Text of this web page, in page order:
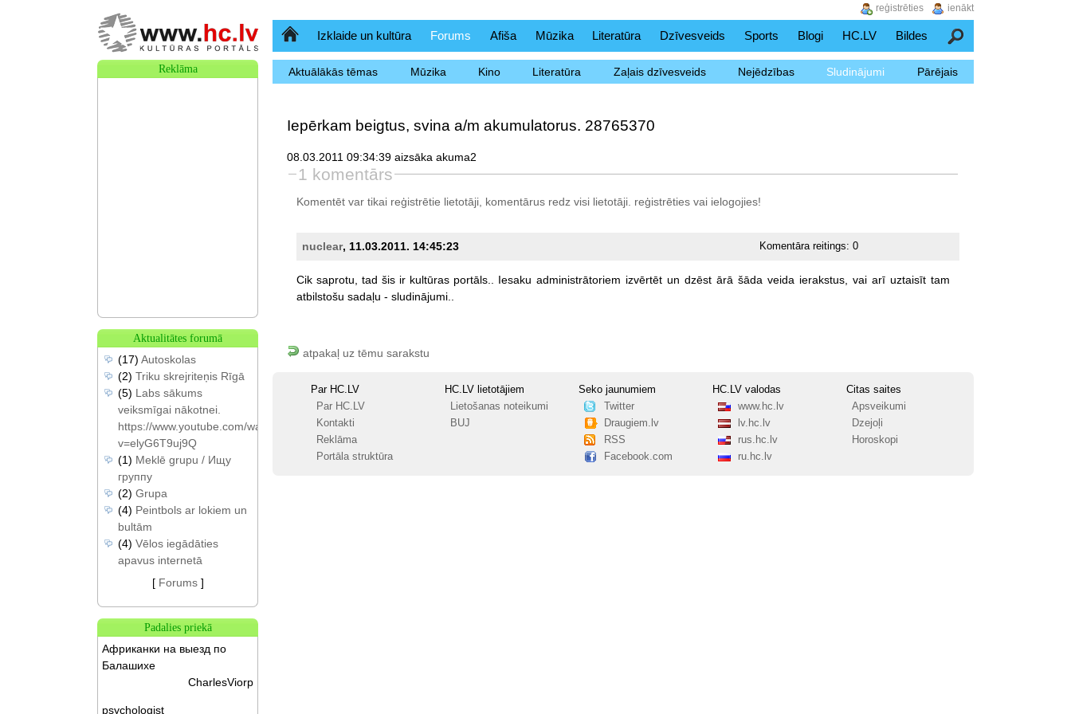
SākumlapaIzklaide un kultūra Forums Afiša Mūzika Literatūra Dzīvesveids Sports Blogi HC.LV Bildes Meklēšana
Aktuālākās tēmas Mūzika Kino Literatūra Zaļais dzīvesveids Nejēdzības Sludinājumi Pārējais
Iepērkam beigtus, svina a/m akumulatorus. 28765370
08.03.2011 09:34:39 aizsāka akuma2
1 komentārs
Komentēt var tikai reģistrētie lietotāji, komentārus redz visi lietotāji. reģistrētiesvai ielogojies!
nuclear, 11.03.2011. 14:45:23 Komentāra reitings:0
Cik saprotu, tad šis ir kultūras portāls.. Iesaku administrātoriem izvērtēt un dzēst ārā šāda veida ierakstus, vai arī uztaisīt tam
atbilstošu sadaļu - sludinājumi..
atpakaļ uz tēmu sarakstu
Par HC.LV
Par HC.LV
Kontakti
Reklāma
Portāla struktūra
HC.LV lietotājiem
Lietošanas noteikumi
BUJ
Seko jaunumiem
Twitter
Draugiem.lv
RSS
Facebook.com
HC.LV valodas
www.hc.lv
lv.hc.lv
rus.hc.lv
ru.hc.lv
Citas saites
Apsveikumi
Dzejoļi
Horoskopi
Reklāma
Aktualitātes forumā
(17) Autoskolas
(2) Triku skrejriteņis Rīgā
(5) Labs sākums
veiksmīgai nākotnei.
https://www.youtube.com/watch?
v=elyG6T9uj9Q
(1) Meklē grupu / Ищу
группу
(2) Grupa
(4) Peintbols ar lokiem un
bultām
(4) Vēlos iegādāties
apavus internetā
[ Forums]
Padalies priekā
Африканки на выезд по
Балашихе
CharlesViorp
psychologist
ienākt
reģistrēties